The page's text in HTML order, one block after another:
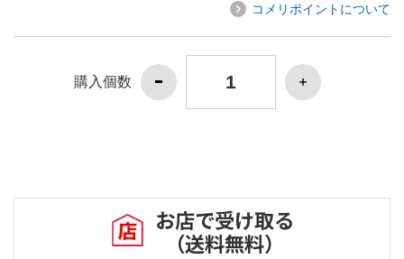
コメリポイントについて
購入個数
お店で受け取る
（送料無料）